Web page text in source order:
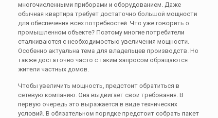
многочисленными приборами и оборудованием. Даже
обычная квартира требует достаточно большой мощности
для обеспечения всех потребностей. Что уже говорить о
промышленном объекте? Поэтому многие потребители
сталкиваются с необходимостью увеличения мощности.
Особенно актуальна тема для владельцев производств. Но
также достаточно часто с таким запросом обращаются
жители частных домов.
Чтобы увеличить мощность, предстоит обратиться в
сетевую компанию. Она выдвигает свои требования. В
первую очередь это выражается в виде технических
условий. В обязательном порядке предстоит собрать пакет